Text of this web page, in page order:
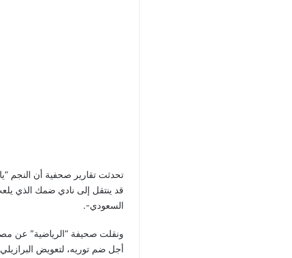
تحدثت تقارير صحفية أن النجم
قد ينتقل إلى نادي ضمك الذي
السعودي-.
ونقلت صحيفة “الرياضية” عن
أجل ضم توريه، لتعويض